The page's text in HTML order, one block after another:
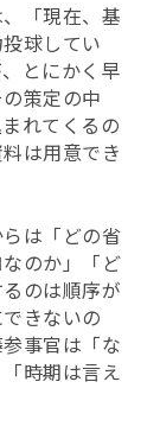
「現在、基
球してい
とにかく早
策定の中
れてくるの
は用意でき
は「どの省
のか」「ど
のは順序が
きないの
事官は「な
時期は言え